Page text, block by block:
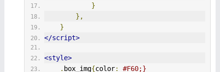
}
},
}
</script>
<style>
. box_img{color:
#F60;}